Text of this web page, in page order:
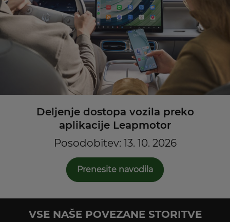
Deljenje dostopa vozila preko
aplikacije Leapmotor
Posodobitev: 13. 10. 2026
Prenesite navodila
VSE NAŠE POVEZANE STORITVE